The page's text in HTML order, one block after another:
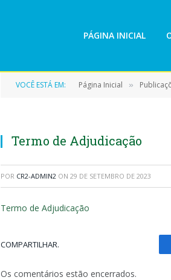
PÁGINA INICIAL
VOCÊ ESTÁ EM: Página Inicial »
Termo de Adjudicação
POR CR2-ADMIN2 ON 29 DE SETEMBRO DE 2023
Termo de Adjudicação
COMPARTILHAR.
Os comentários estão encerrados.